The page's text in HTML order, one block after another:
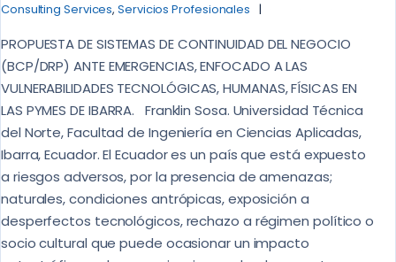
Consulting Services,Servicios Profesionales
PROPUESTA DE SISTEMAS DE CONTINUIDAD DEL NEGOCIO
(BCP/DRP) ANTE EMERGENCIAS, ENFOCADO A LAS
VULNERABILIDADES TECNOLÓGICAS, HUMANAS, FÍSICAS EN
LAS PYMES DE IBARRA. Franklin Sosa. Universidad Técnica
del Norte, Facultad de Ingeniería en Ciencias Aplicadas,
Ibarra, Ecuador. El Ecuador es un país que está expuesto
a riesgos adversos, por la presencia de amenazas;
naturales, condiciones antrópicas, exposición a
desperfectos tecnológicos, rechazo a régimen político o
socio cultural que puede ocasionar un impacto